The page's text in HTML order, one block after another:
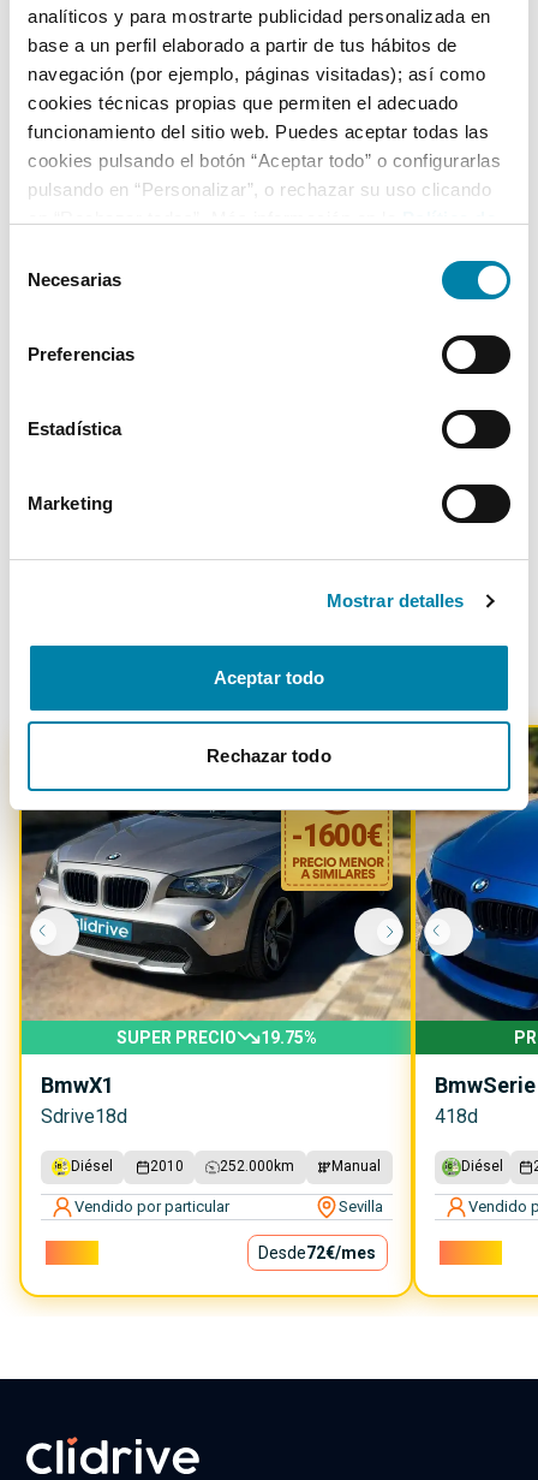
analíticos y para mostrarte publicidad personalizada en
base a un perfil elaborado a partir de tus hábitos de
navegación (por ejemplo, páginas visitadas); así como
cookies técnicas propias que permiten el adecuado
funcionamiento del sitio web. Puedes aceptar todas las
cookies pulsando el botón “Aceptar todo” o configurarlas
pulsando en “Personalizar”, o rechazar su uso clicando
Necesarias
Preferencias
Estadística
Marketing
Mostrar detalles
Aceptar todo
Rechazar todo
Equipamiento*
Detalles destacados
Preparación para Apple CarPlay
* La información de Equipamiento puede no reflejar todos los detalles
Más de 3.500 clientes satisfechos
Otros coches parecidos
-1600€
SUPER PRECIO 19.75%
BmwX1
Sdrive18d
Diésel 2010 252.000 km Manual
Vendido por particular Sevilla
Desde72€/mes
BmwSerie
418d
Diésel
Vendido